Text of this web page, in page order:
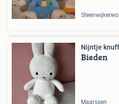
Nijntje
Bieden
Maarssen